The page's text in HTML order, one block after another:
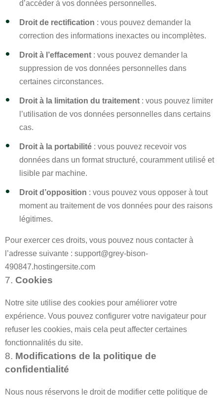
d’accéder à vos données personnelles.
Droit de rectification : vous pouvez demander la
correction des informations inexactes ou incomplètes.
Droit à l’effacement : vous pouvez demander la
suppression de vos données personnelles dans
certaines circonstances.
Droit à la limitation du traitement : vous pouvez limiter
l’utilisation de vos données personnelles dans certains
cas.
Droit à la portabilité : vous pouvez recevoir vos
données dans un format structuré, couramment utilisé et
lisible par machine.
Droit d’opposition : vous pouvez vous opposer à tout
moment au traitement de vos données pour des raisons
légitimes.
Pour exercer ces droits, vous pouvez nous contacter à
l’adresse suivante : support@grey-bison-
490847.hostingersite.com
7. Cookies
Notre site utilise des cookies pour améliorer votre
expérience. Vous pouvez configurer votre navigateur pour
refuser les cookies, mais cela peut affecter certaines
fonctionnalités du site.
8. Modifications de la politique de
confidentialité
Nous nous réservons le droit de modifier cette politique de